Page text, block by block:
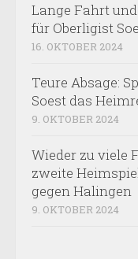
Lange Fahrt
für Oberligist
16. OKTOBER 2024
Teure Absage:
Soest das
9. OKTOBER 2024
Wieder zu viele
zweite
gegen Halingen
9. OKTOBER 2024